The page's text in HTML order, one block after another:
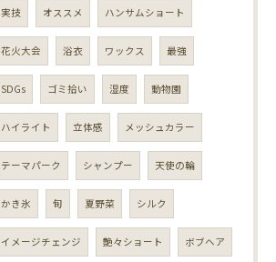
実技 オススメ ハンサムショート
花火大会 浴衣 ワックス 最強
SDGs ゴミ拾い 湿度 動物園
ハイライト 立体感 メッシュカラー
テーマパーク シャンプー 天使の輪
かき氷 旬 夏野菜 シルク
イメージチェンジ 艶々ショート ボブヘア